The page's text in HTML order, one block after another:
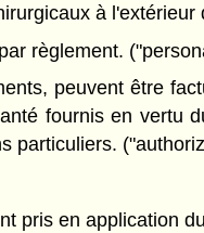
à l'extérieur
règlement.
peuvent être
fournis en
particuliers.
pris en application